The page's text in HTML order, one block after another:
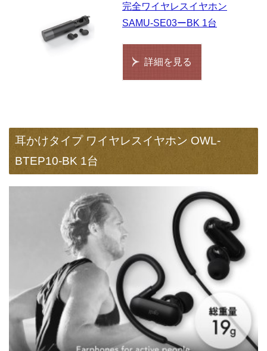
完全ワイヤレスイヤホン
SAMU-SE03ーBK 1台
詳細を見る
耳かけタイプ ワイヤレスイヤホン OWL-
BTEP10-BK 1台